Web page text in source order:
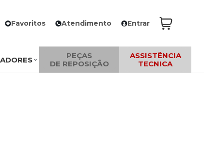
Favoritos Atendimento Entrar
PEÇAS
DE REPOSIÇÃO
ASSISTÊNCIA
TECNICA